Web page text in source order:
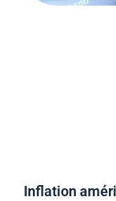
Inflation